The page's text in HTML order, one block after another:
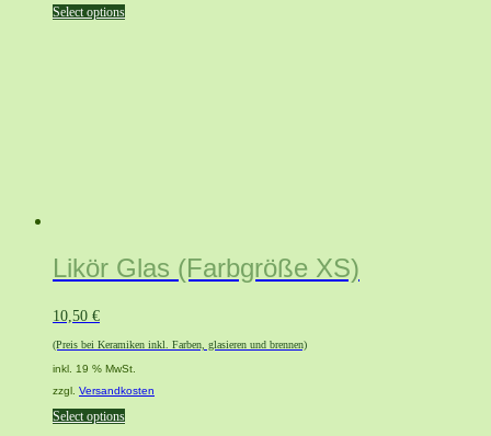
Select options
Likör Glas (Farbgröße XS)
10,50 €
(Preis bei Keramiken inkl. Farben, glasieren und brennen)
inkl. 19 % MwSt.
zzgl. Versandkosten
Select options